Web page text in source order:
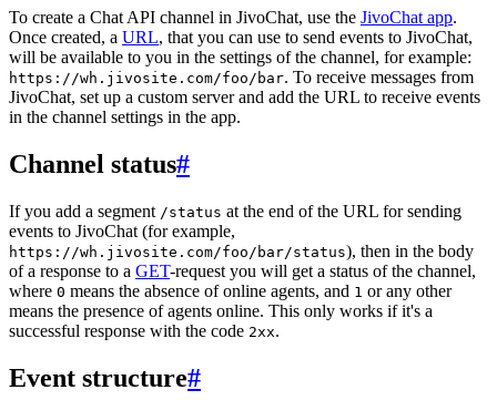
To create a Chat API channel in JivoChat, use the JivoChat app.
Once created, a URL, that you can use to send events to JivoChat,
will be available to you in the settings of the channel, for example:
https://wh.jivosite.com/foo/bar. To receive messages from
JivoChat, set up a custom server and add the URL to receive events
in the channel settings in the app.
Channel status#
If you add a segment /status at the end of the URL for sending
events to JivoChat (for example,
https://wh.jivosite.com/foo/bar/status), then in the body
of a response to a GET-request you will get a status of the channel,
where 0 means the absence of online agents, and 1 or any other
means the presence of agents online. This only works if it's a
successful response with the code 2xx.
Event structure#